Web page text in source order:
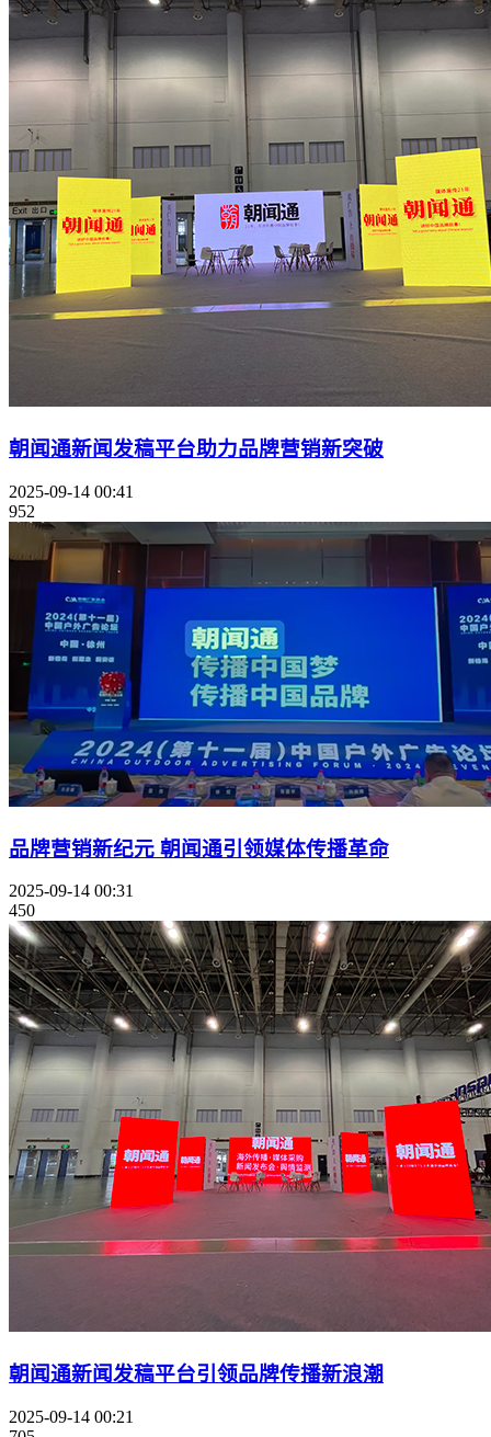
朝闻通新闻发稿平台助力品牌营销新突破
2025-09-14 00:41
952
品牌营销新纪元 朝闻通引领媒体传播革命
2025-09-14 00:31
450
朝闻通新闻发稿平台引领品牌传播新浪潮
2025-09-14 00:21